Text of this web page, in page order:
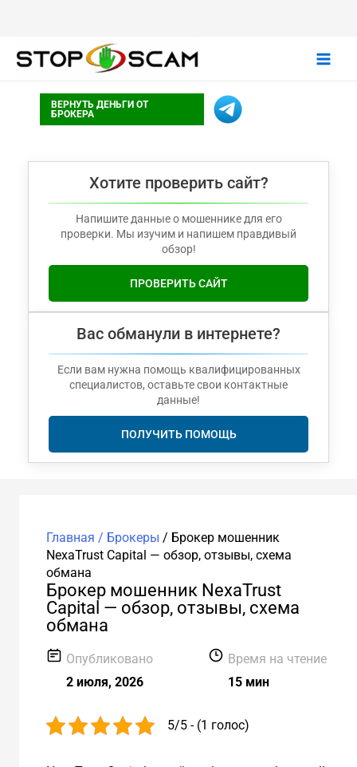
ВЕРНУТЬ ДЕНЬГИ ОТ
БРОКЕРА
Хотите проверить сайт?
Напишите данные о мошеннике для его
проверки. Мы изучим и напишем правдивый
обзор!
ПРОВЕРИТЬ САЙТ
Вас обманули в интернете?
Если вам нужна помощь квалифицированных
специалистов, оставьте свои контактные
данные!
ПОЛУЧИТЬ ПОМОЩЬ
Главная / Брокеры / Брокер мошенник
NexaTrust Capital — обзор, отзывы, схема
обмана
Брокер мошенник NexaTrust
Capital — обзор, отзывы, схема
обмана
Опубликовано
2 июля, 2026
Время на чтение
15 мин
5/5 - (1 голос)